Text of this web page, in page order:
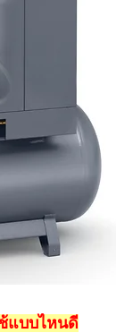
แบบไหนดี